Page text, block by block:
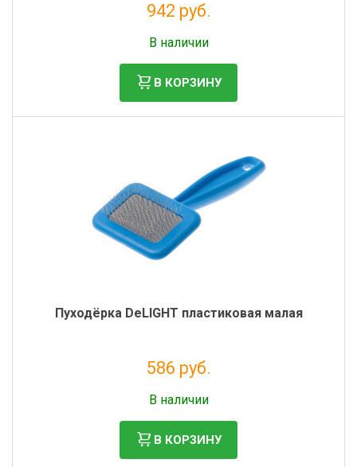
942 руб.
В наличии
В КОРЗИНУ
Пуходёрка DeLIGHT пластиковая малая
586 руб.
В наличии
В КОРЗИНУ